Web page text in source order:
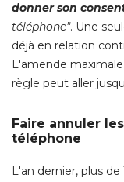
donner son
téléphone". Une
déjà en relation
L'amende
règle peut aller
Faire annuler
téléphone
L'an dernier, plus